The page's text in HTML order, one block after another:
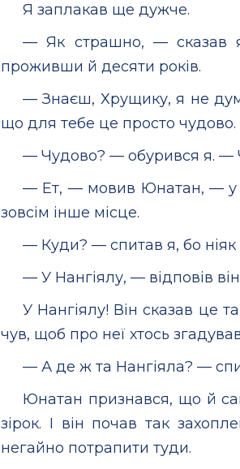
Я заплакав ще дужче.
— Як страшно, — сказав
проживши й десяти років.
— Знаєш, Хрущику, я не
що для тебе це просто чудово.
— Чудово? — обурився я. —
— Ет, — мовив Юнатан, — у
зовсім інше місце.
— Куди? — спитав я, бо ніяк
— У Нангіялу, — відповів
У Нангіялу! Він сказав це
чув, щоб про неї хтось
— А де ж та Нангіяла? —
Юнатан признався, що й
зірок. І він почав так
негайно потрапити туди.